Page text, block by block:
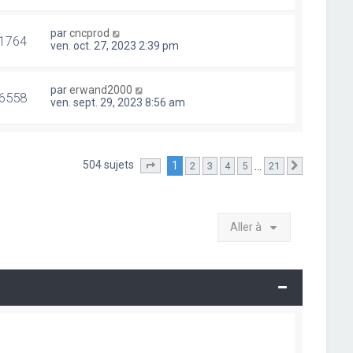
parcncprod
ven. oct. 27, 2023 2:39 pm
parerwand2000
ven. sept. 29, 2023 8:56 am
504 sujets Page sur 21
1 2 3 4 5 21
Aller à